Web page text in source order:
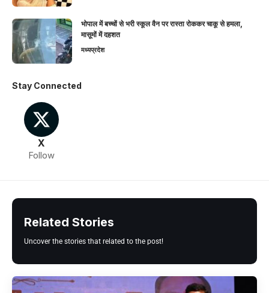
भोपाल में बच्चों से भरी स्कूल वैन पर रास्ता रोककर चाकू से हमला,
मासूमों में दहशत
मध्यप्रदेश
Stay Connected
X
Follow
Related Stories
Uncover the stories that related to the post!